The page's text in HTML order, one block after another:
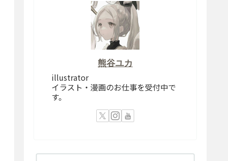
熊谷ユカ
illustrator
イラスト・漫画のお仕事を受付中で
す。